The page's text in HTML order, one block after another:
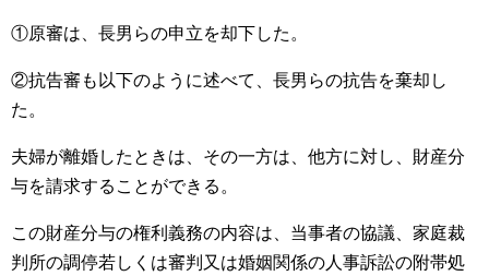
①原審は、長男らの申立を却下した。
②抗告審も以下のように述べて、長男らの抗告を棄却し
た。
夫婦が離婚したときは、その一方は、他方に対し、財産分
与を請求することができる。
この財産分与の権利義務の内容は、当事者の協議、家庭裁
判所の調停若しくは審判又は婚姻関係の人事訴訟の附帯処